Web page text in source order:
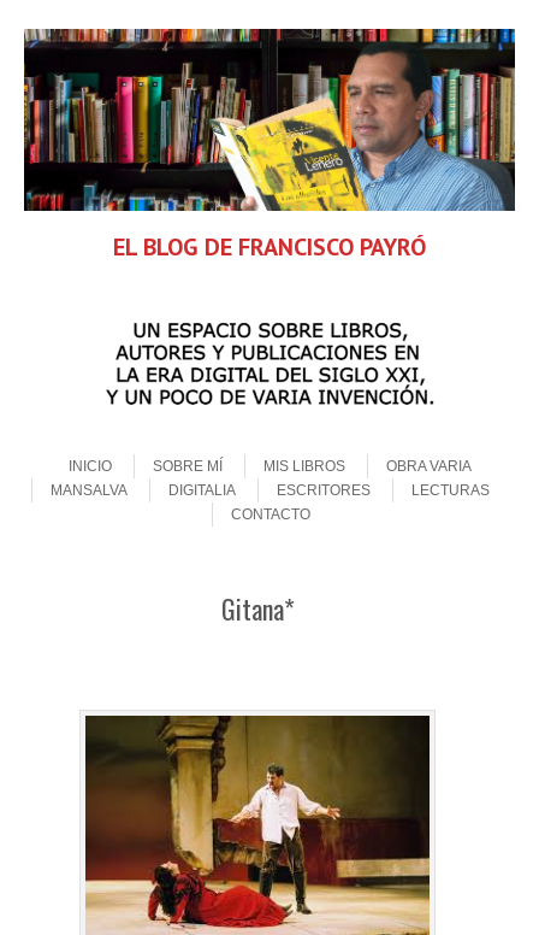
EL BLOG DE FRANCISCO PAYRÓ
MenuINICIO
SOBRE MÍ MIS LIBROS
OBRA VARIA
MANSALVA
DIGITALIA ESCRITORES
LECTURAS
CONTACTO
Gitana*